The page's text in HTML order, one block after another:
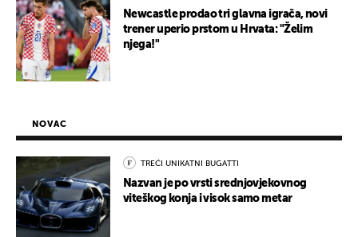
Newcastle prodao tri glavna igrača, novi
trener uperio prstom u Hrvata: "Želim
njega!"
NOVAC
TREĆI UNIKATNI BUGATTI
Nazvan je po vrsti srednjovjekovnog
viteškog konja i visok samo metar